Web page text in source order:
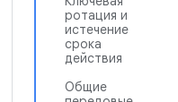
ротация и
истечение
срока
действия
Общие